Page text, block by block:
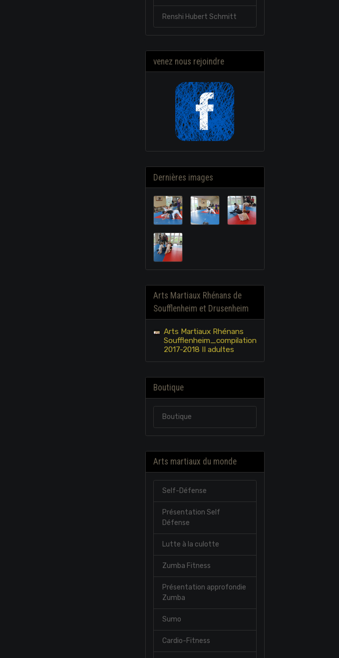
Renshi Hubert Schmitt
venez nous rejoindre
Dernières images
Arts Martiaux Rhénans de
Soufflenheim et Drusenheim
Arts Martiaux Rhénans
Soufflenheim_compilation
2017-2018 II adultes
Boutique
Boutique
Arts martiaux du monde
Self-Défense
Présentation Self
Défense
Lutte à la culotte
Zumba Fitness
Présentation approfondie
Zumba
Sumo
Cardio-Fitness